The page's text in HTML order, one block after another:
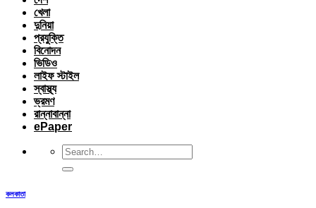
খেলা
দুনিয়া
প্রযুক্তি
বিনোদন
ভিডিও
লাইফ স্টাইল
স্বাস্থ্য
ভ্রমণ
রান্নাবান্না
ePaper
কলকাতা